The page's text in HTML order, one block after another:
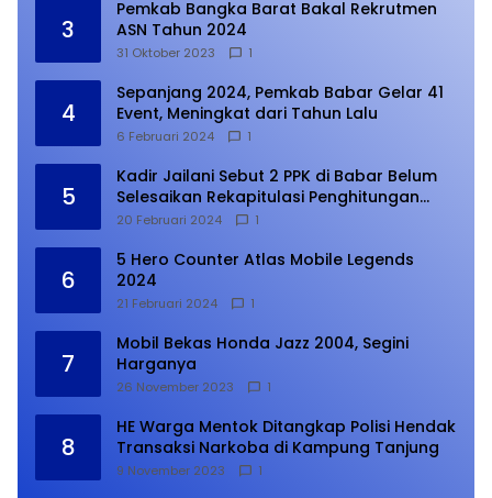
3
Pemkab Bangka Barat Bakal Rekrutmen
ASN Tahun 2024
31 Oktober 2023 1
4
Sepanjang 2024, Pemkab Babar Gelar 41
Event, Meningkat dari Tahun Lalu
6 Februari 2024 1
5
Kadir Jailani Sebut 2 PPK di Babar Belum
Selesaikan Rekapitulasi Penghitungan
Suara
20 Februari 2024 1
6
5 Hero Counter Atlas Mobile Legends
2024
21 Februari 2024 1
7
Mobil Bekas Honda Jazz 2004, Segini
Harganya
26 November 2023 1
8
HE Warga Mentok Ditangkap Polisi Hendak
Transaksi Narkoba di Kampung Tanjung
9 November 2023 1